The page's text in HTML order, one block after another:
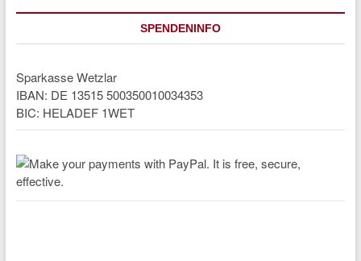
SPENDENINFO
Sparkasse Wetzlar
IBAN: DE 13515 500350010034353
BIC: HELADEF 1WET